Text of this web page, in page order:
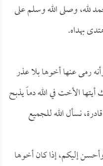
لله، وصلى الله وسلم على
بهداه.
رمى عنها أخوها بلا عذر
الأخت في الله دماً يذبح
نسأل الله للجميع
إليكم، إذا كان أخوها